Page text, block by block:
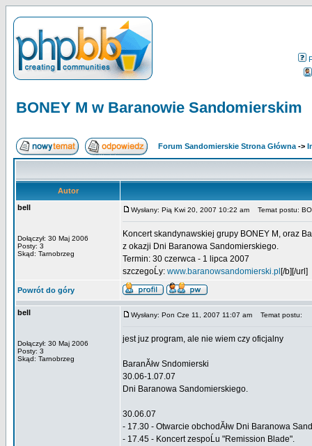
BONEY M w Baranowie Sandomierskim
Forum Sandomierskie Strona Główna ->
Autor
bell
Dołączył: 30 Maj 2006
Posty: 3
Skąd: Tarnobrzeg
Wysłany: Pią Kwi 20, 2007 10:22 am Temat postu:
Koncert skandynawskiej grupy BONEY M, oraz
z okazji Dni Baranowa Sandomierskiego.
Termin: 30 czerwca - 1 lipca 2007
szczegoĹy: www.baranowsandomierski.pl [/b][/url]
Powrót do góry
bell
Dołączył: 30 Maj 2006
Posty: 3
Skąd: Tarnobrzeg
Wysłany: Pon Cze 11, 2007 11:07 am Temat postu:
jest juz program, ale nie wiem czy oficjalny
BaranĂłw Sndomierski
30.06-1.07.07
Dni Baranowa Sandomierskiego.
30.06.07
- 17.30 - Otwarcie obchodĂłw Dni Baranowa
- 17.45 - Koncert zespoĹu "Remission Blade".